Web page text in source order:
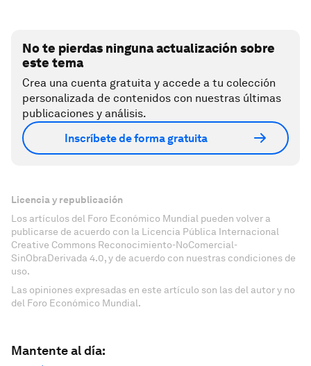
No te pierdas ninguna actualización sobre
este tema
Crea una cuenta gratuita y accede a tu colección
personalizada de contenidos con nuestras últimas
publicaciones y análisis.
Inscríbete de forma gratuita
Licencia y republicación
Los artículos del Foro Económico Mundial pueden volver a
publicarse de acuerdo con la Licencia Pública Internacional
Creative Commons Reconocimiento-NoComercial-
SinObraDerivada 4.0, y de acuerdo con nuestras condiciones de
uso.
Las opiniones expresadas en este artículo son las del autor y no
del Foro Económico Mundial.
Mantente al día: